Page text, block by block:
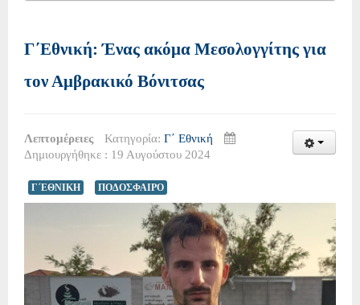
Γ΄Εθνική: Ένας ακόμα Μεσολογγίτης για
τον Αμβρακικό Βόνιτσας
Λεπτομέρειες Κατηγορία: Γ΄ Εθνική
Δημιουργήθηκε : 19 Αυγούστου 2024
Γ΄ΕΘΝΙΚΗ ΠΟΔΟΣΦΑΙΡΟ